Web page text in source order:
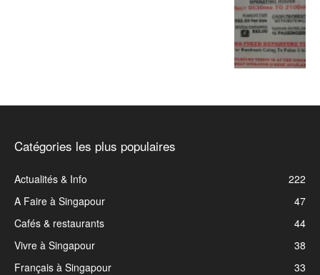
Catégories les plus populaires
Actualités & Info
222
A Faire à Singapour
47
Cafés & restaurants
44
Vivre à Singapour
38
Français à Singapour
33